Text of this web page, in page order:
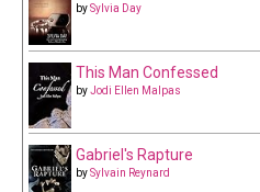
bySylvia Day
This Man Confessed
byJodi Ellen Malpas
Gabriel's Rapture
bySylvain Reynard